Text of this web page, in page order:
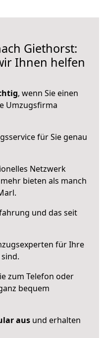
Giethorst:
Ihnen helfen
, wenn Sie einen
Umzugsfirma
für Sie genau
Netzwerk
bieten als manch
und das seit
für Ihre
zum Telefon oder
bequem
aus und erhalten